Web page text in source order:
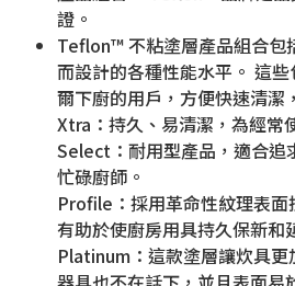
證。
Teflon™ 不粘塗層產品組合包
而設計的各種性能水平。 這
爾下廚的用戶，方便快速清潔
Xtra：持久、易清潔，為經常
Select：耐用型產品，適合追
忙碌廚師。
Profile：採用革命性紋理表面
有助於使廚房用具持久保新和
Platinum：這款塗層讓炊具